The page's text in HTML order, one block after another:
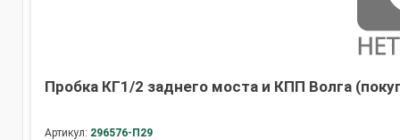
Пробка КГ1/2 заднего моста и КПП Волга
Артикул: 296576-П29